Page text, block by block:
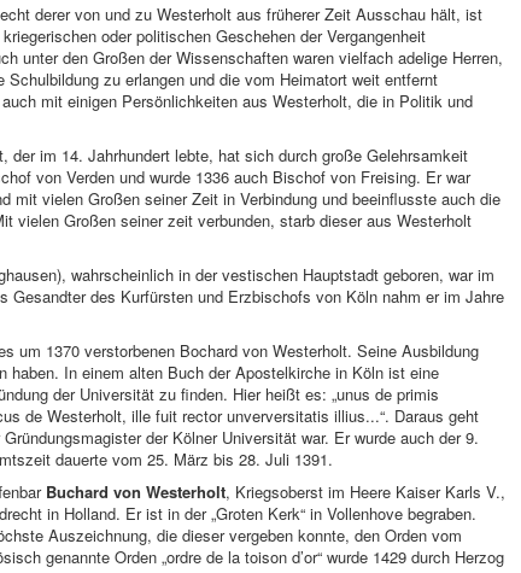
derer von und zu Westerholt aus früherer Zeit Ausschau hält, ist
oder politischen Geschehen der Vergangenheit
unter den Großen der Wissenschaften waren vielfach adelige Herren,
zu erlangen und die vom Heimatort weit entfernt
mit einigen Persönlichkeiten aus Westerholt, die in Politik und
im 14. Jahrhundert lebte, hat sich durch große Gelehrsamkeit
von Verden und wurde 1336 auch Bischof von Freising. Er war
mit vielen Großen seiner Zeit in Verbindung und beeinflusste auch die
vielen Großen seiner zeit verbunden, starb dieser aus Westerholt
wahrscheinlich in der vestischen Hauptstadt geboren, war im
Gesandter des Kurfürsten und Erzbischofs von Köln nahm er im Jahre
um 1370 verstorbenen Bochard von Westerholt. Seine Ausbildung
haben. In einem alten Buch der Apostelkirche in Köln ist eine
der Universität zu finden. Hier heißt es: „unus de primis
de Westerholt, ille fuit rector unverversitatis illius...“. Daraus geht
der Kölner Universität war. Er wurde auch der 9.
dauerte vom 25. März bis 28. Juli 1391.
Buchard von Westerholt, Kriegsoberst im Heere Kaiser Karls V.,
in Holland. Er ist in der „Groten Kerk“ in Vollenhove begraben.
Auszeichnung, die dieser vergeben konnte, den Orden vom
genannte Orden „ordre de la toison d’or“ wurde 1429 durch Herzog